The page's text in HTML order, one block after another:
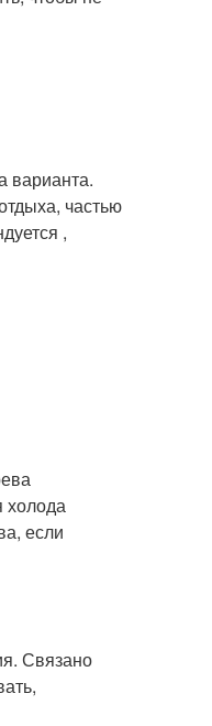
варианта.
частью
,
холода
если
Связано